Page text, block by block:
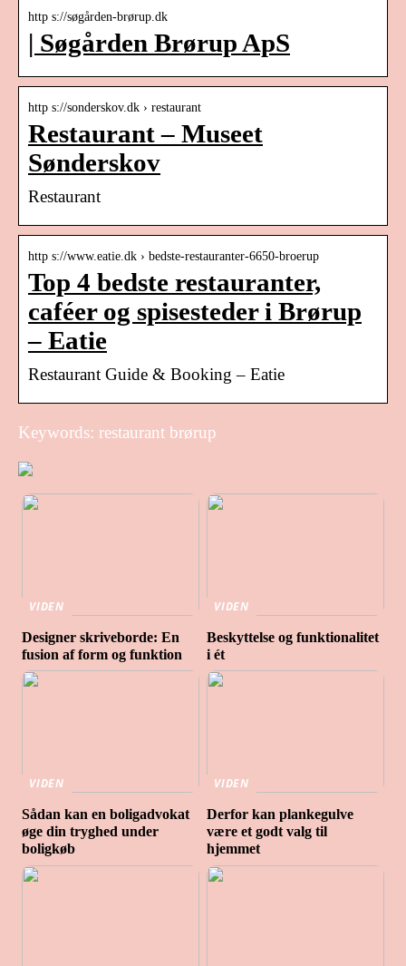
http s://søgården-brørup.dk
| Søgården Brørup ApS
http s://sonderskov.dk › restaurant
Restaurant – Museet
Sønderskov
Restaurant
http s://www.eatie.dk › bedste-restauranter-6650-broerup
Top 4 bedste restauranter,
caféer og spisesteder i Brørup
– Eatie
Restaurant Guide & Booking – Eatie
Keywords: restaurant brørup
VIDEN
Designer skriveborde: En
fusion af form og funktion
VIDEN
Beskyttelse og funktionalitet
i ét
VIDEN
Sådan kan en boligadvokat
øge din tryghed under
boligkøb
VIDEN
Derfor kan plankegulve
være et godt valg til
hjemmet